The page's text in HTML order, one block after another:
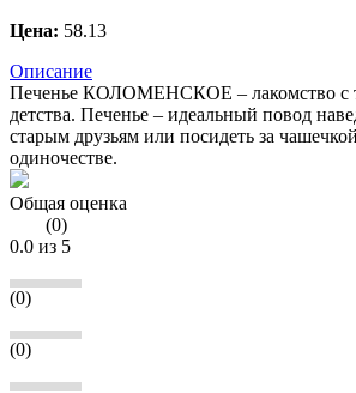
Цена: 58.13
Описание
Печенье КОЛОМЕНСКОЕ – лакомство с
детства. Печенье – идеальный повод
старым друзьям или посидеть за
одиночестве.
Общая оценка
(0)
0.0 из 5
(0)
(0)